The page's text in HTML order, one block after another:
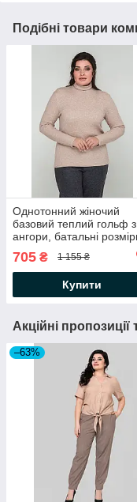
Подібні товари
Однотонний жіночий
базовий теплий гольф з
ангори, батальні
705 ₴ 1 155 ₴
Купити
Акційні
–63%